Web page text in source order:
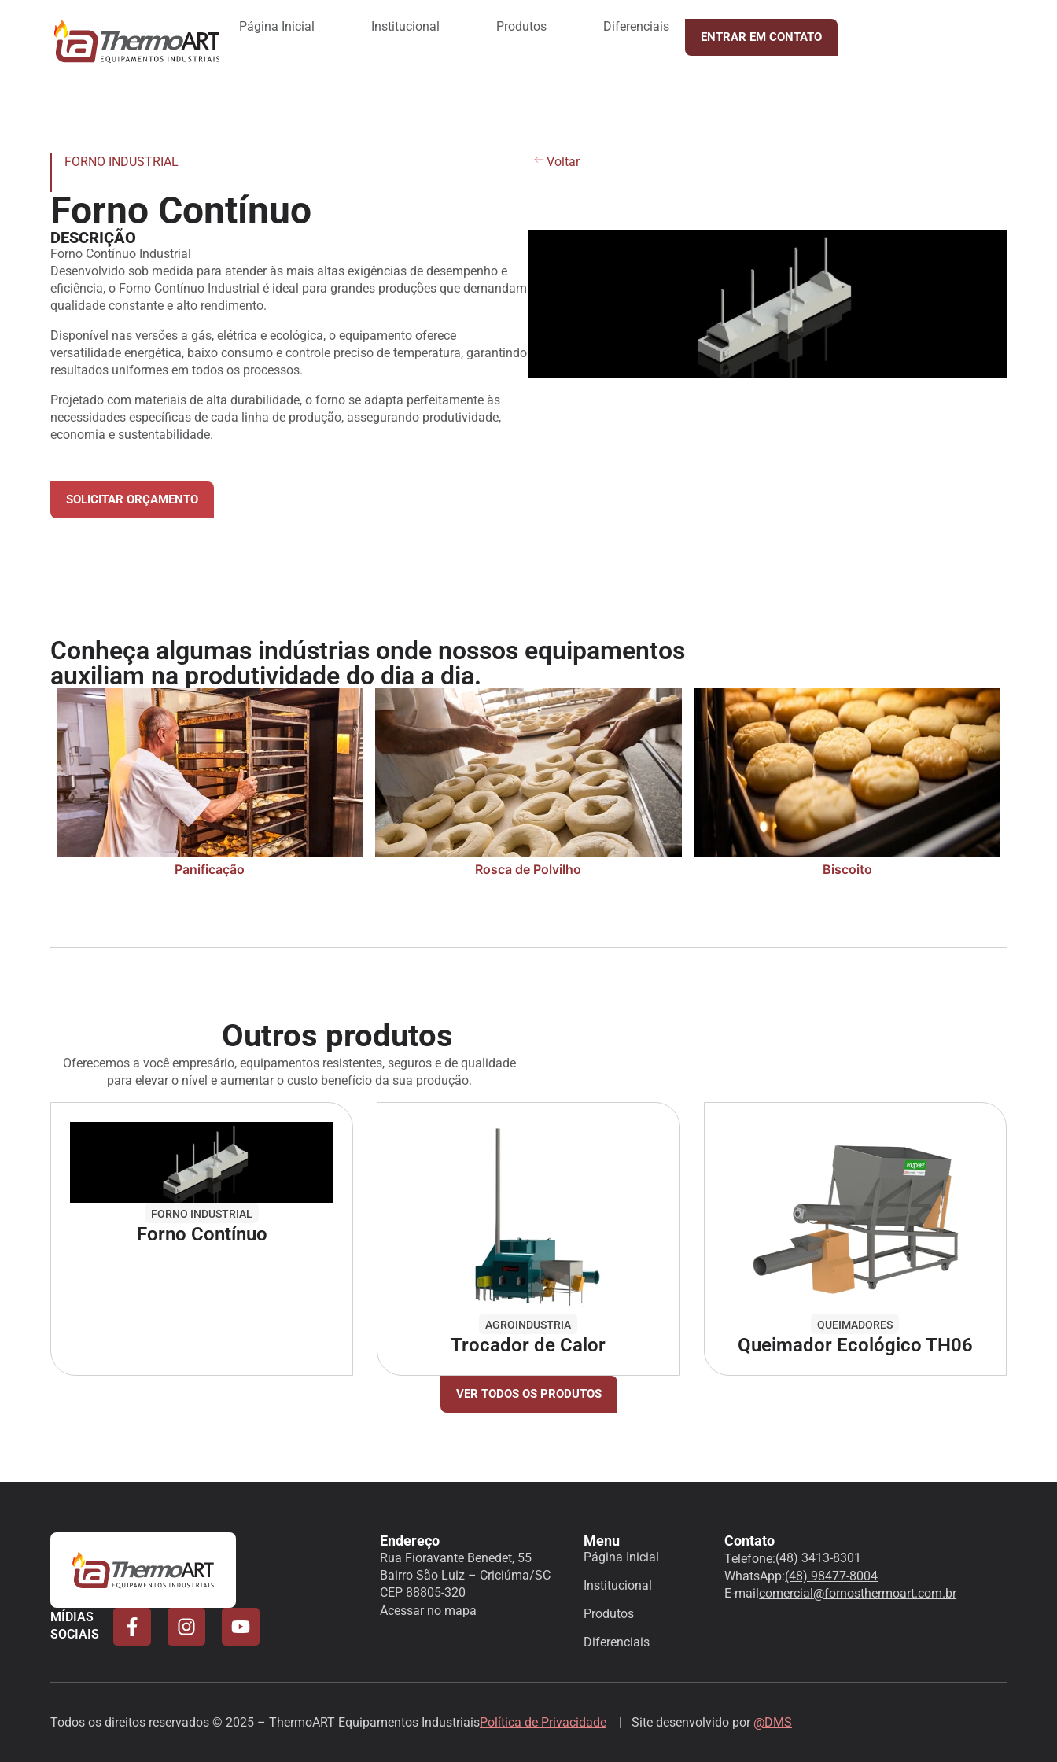
Página Inicial Institucional Produtos Diferenciais
ENTRAR EM CONTATO
FORNO INDUSTRIAL Voltar
Forno Contínuo
DESCRIÇÃO
Forno Contínuo Industrial
Desenvolvido sob medida para atender às mais altas exigências de desempenho e
eficiência, o Forno Contínuo Industrial é ideal para grandes produções que demandam
qualidade constante e alto rendimento.
Disponível nas versões a gás, elétrica e ecológica, o equipamento oferece
versatilidade energética, baixo consumo e controle preciso de temperatura, garantindo
resultados uniformes em todos os processos.
Projetado com materiais de alta durabilidade, o forno se adapta perfeitamente às
necessidades específicas de cada linha de produção, assegurando produtividade,
economia e sustentabilidade.
SOLICITAR ORÇAMENTO
Conheça algumas indústrias onde nossos equipamentos
auxiliam na produtividade do dia a dia.
Panificação Rosca de Polvilho Biscoito
Outros produtos
Oferecemos a você empresário, equipamentos resistentes, seguros e de qualidade
para elevar o nível e aumentar o custo benefício da sua produção.
FORNO INDUSTRIAL
Forno Contínuo
AGROINDUSTRIA
Trocador de Calor
QUEIMADORES
Queimador Ecológico TH06
VER TODOS OS PRODUTOS
MÍDIAS
SOCIAIS
Endereço
Rua Fioravante Benedet, 55
Bairro São Luiz – Criciúma/SC
CEP 88805-320
Acessar no mapa
Menu
Página Inicial
Institucional
Produtos
Diferenciais
Contato
Telefone:(48) 3413-8301
WhatsApp:(48) 98477-8004
E-mailcomercial@fornosthermoart.com.br
Todos os direitos reservados © 2025 – ThermoART Equipamentos IndustriaisPolítica de Privacidade | Site desenvolvido por @DMS